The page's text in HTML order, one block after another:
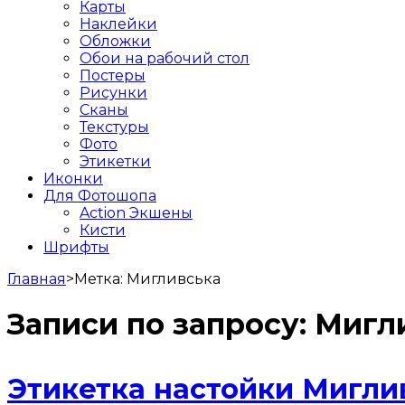
Карты
Наклейки
Обложки
Обои на рабочий стол
Постеры
Рисунки
Сканы
Текстуры
Фото
Этикетки
Иконки
Для Фотошопа
Action Экшены
Кисти
Шрифты
Главная>Метка: Мигливська
Записи по запросу:
Этикетка настойки